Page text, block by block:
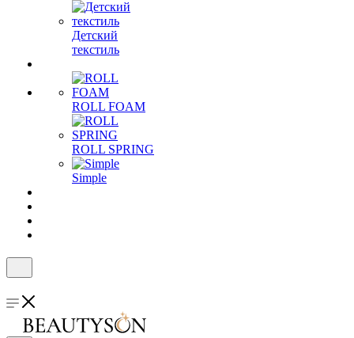
Детский
текстиль
ROLL FOAM
ROLL SPRING
Simple